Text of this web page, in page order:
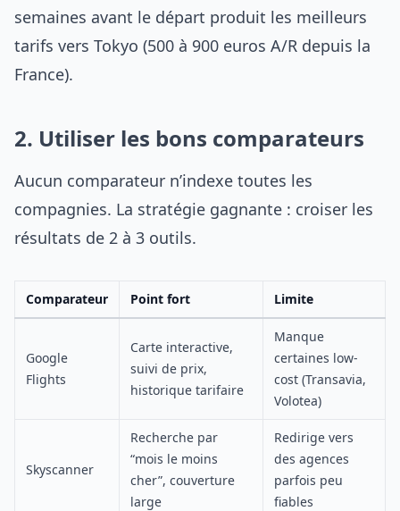
semaines avant le départ produit les meilleurs
tarifs vers Tokyo (500 à 900 euros A/R depuis la
France).
2. Utiliser les bons comparateurs
Aucun comparateur n’indexe toutes les
compagnies. La stratégie gagnante : croiser les
résultats de 2 à 3 outils.
Comparateur Point fort Limite
Google
Flights
Carte interactive,
suivi de prix,
historique tarifaire
Manque
certaines low-
cost (Transavia,
Volotea)
Skyscanner
Recherche par
“mois le moins
cher”, couverture
large
Redirige vers
des agences
parfois peu
fiables